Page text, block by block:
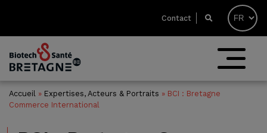
Contact
Accueil » Expertises, Acteurs & Portraits » BCI : Bretagne
Commerce International